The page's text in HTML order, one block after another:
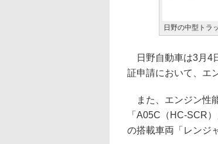
日野の中型トラ
日野自動車は3月4
証申請において、エ
また、エンジン性
「A05C（HC-SCR
の搭載車両「レンジ